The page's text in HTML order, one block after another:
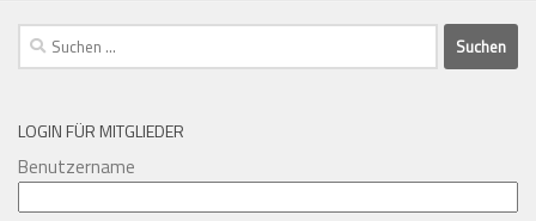
Suchen
nach:
LOGIN FÜR MITGLIEDER
Benutzername